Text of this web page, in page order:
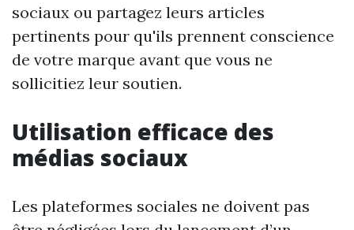
sociaux ou partagez leurs articles
pertinents pour qu'ils prennent conscience
de votre marque avant que vous ne
sollicitiez leur soutien.
Utilisation efficace des
médias sociaux
Les plateformes sociales ne doivent pas